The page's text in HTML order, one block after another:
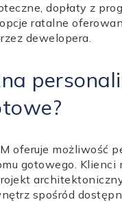
dopłaty z
ratalne
dewelopera.
oferuje możliwość
gotowego. Klienci
spośród